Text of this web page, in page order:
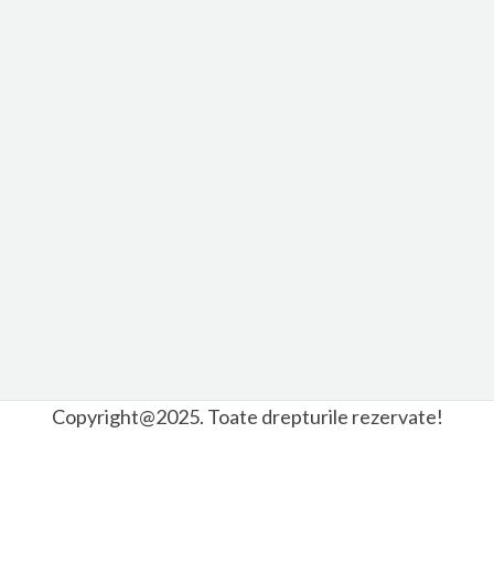
Copyright@2025. Toate drepturile rezervate!